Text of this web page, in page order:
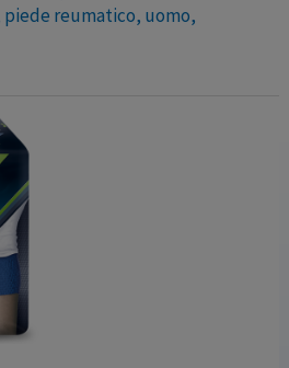
piede reumatico, uomo,
adatte a momenti
i piedi molto gonfi,
parte alta del tallone dolorante.
possibile, garantiscono la
alla suola antiscivolo urto-
La chiusura con velcro e …